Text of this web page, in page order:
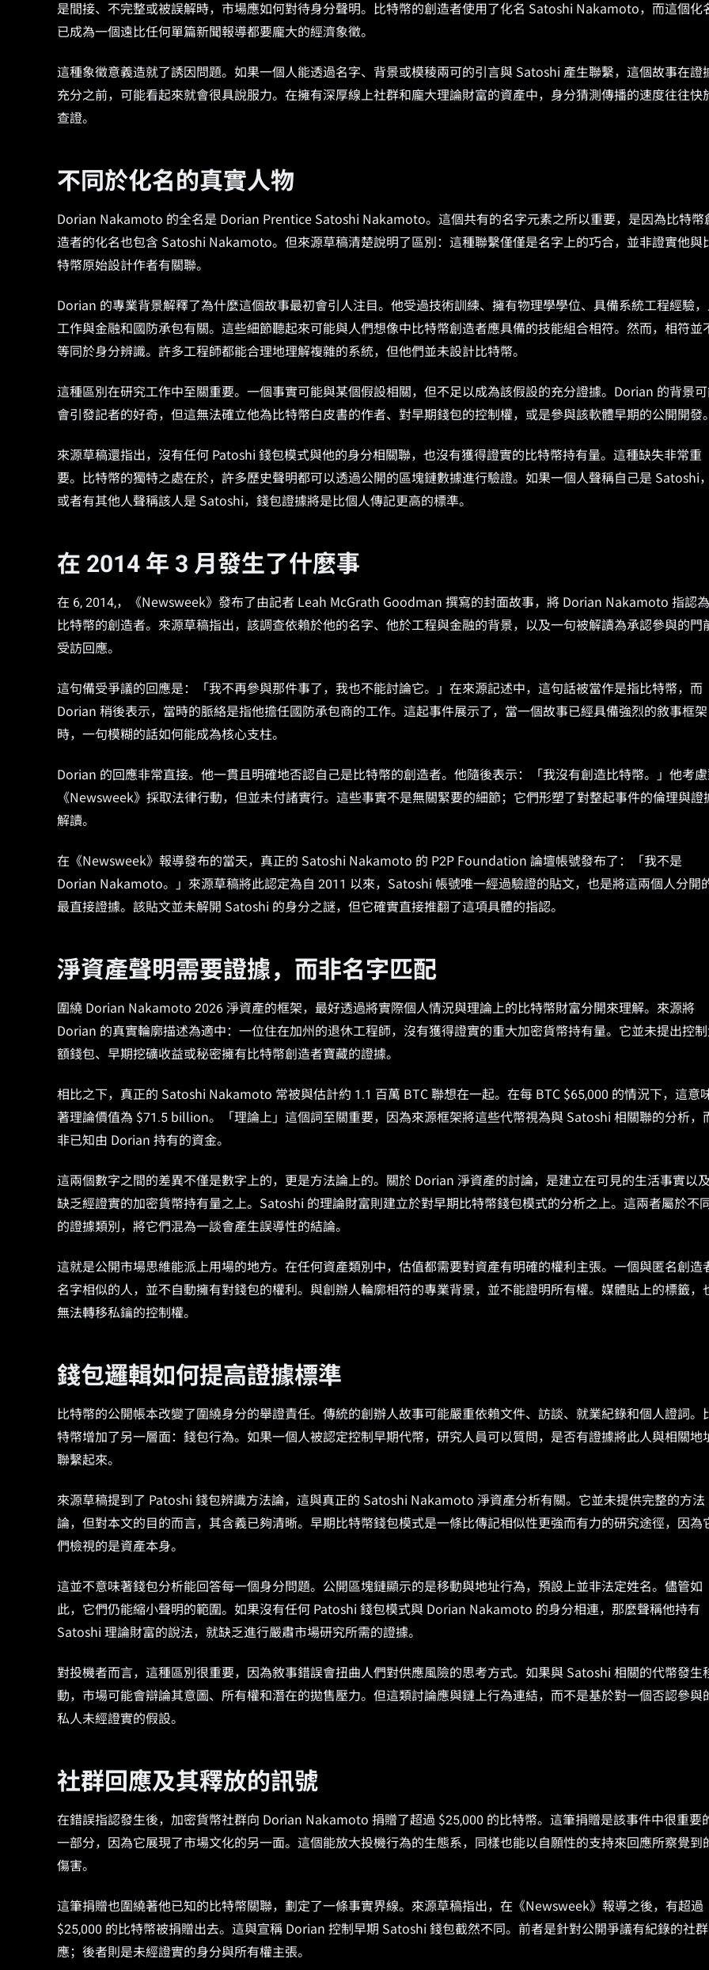
是間接、不完整或被誤解時，市場應如何對待身分聲明。比特幣的創造者使用了化名 Satoshi Nakamoto，而這個化
已成為一個遠比任何單篇新聞報導都要龐大的經濟象徵。
這種象徵意義造就了誘因問題。如果一個人能透過名字、背景或模稜兩可的引言與 Satoshi 產生聯繫，這個故事在證
充分之前，可能看起來就會很具說服力。在擁有深厚線上社群和龐大理論財富的資產中，身分猜測傳播的速度往往快
查證。
不同於化名的真實人物
Dorian Nakamoto 的全名是 Dorian Prentice Satoshi Nakamoto。這個共有的名字元素之所以重要，是因為比特幣
造者的化名也包含 Satoshi Nakamoto。但來源草稿清楚說明了區別：這種聯繫僅僅是名字上的巧合，並非證實他與
特幣原始設計作者有關聯。
Dorian 的專業背景解釋了為什麼這個故事最初會引人注目。他受過技術訓練、擁有物理學學位、具備系統工程經驗
工作與金融和國防承包有關。這些細節聽起來可能與人們想像中比特幣創造者應具備的技能組合相符。然而，相符並
等同於身分辨識。許多工程師都能合理地理解複雜的系統，但他們並未設計比特幣。
這種區別在研究工作中至關重要。一個事實可能與某個假設相關，但不足以成為該假設的充分證據。Dorian 的背景
會引發記者的好奇，但這無法確立他為比特幣白皮書的作者、對早期錢包的控制權，或是參與該軟體早期的公開開發。
來源草稿還指出，沒有任何 Patoshi 錢包模式與他的身分相關聯，也沒有獲得證實的比特幣持有量。這種缺失非常重
要。比特幣的獨特之處在於，許多歷史聲明都可以透過公開的區塊鏈數據進行驗證。如果一個人聲稱自己是 Satoshi，
或者有其他人聲稱該人是 Satoshi，錢包證據將是比個人傳記更高的標準。
在 2014 年 3 月發生了什麼事
在 6, 2014,，《Newsweek》發布了由記者 Leah McGrath Goodman 撰寫的封面故事，將 Dorian Nakamoto 指認為
比特幣的創造者。來源草稿指出，該調查依賴於他的名字、他於工程與金融的背景，以及一句被解讀為承認參與的門
受訪回應。
這句備受爭議的回應是：「我不再參與那件事了，我也不能討論它。」在來源記述中，這句話被當作是指比特幣，而
Dorian 稍後表示，當時的脈絡是指他擔任國防承包商的工作。這起事件展示了，當一個故事已經具備強烈的敘事框架
時，一句模糊的話如何能成為核心支柱。
Dorian 的回應非常直接。他一貫且明確地否認自己是比特幣的創造者。他隨後表示：「我沒有創造比特幣。」他考
《Newsweek》採取法律行動，但並未付諸實行。這些事實不是無關緊要的細節；它們形塑了對整起事件的倫理與證
解讀。
在《Newsweek》報導發布的當天，真正的 Satoshi Nakamoto 的 P2P Foundation 論壇帳號發布了：「我不是
Dorian Nakamoto。」來源草稿將此認定為自 2011 以來，Satoshi 帳號唯一經過驗證的貼文，也是將這兩個人分開
最直接證據。該貼文並未解開 Satoshi 的身分之謎，但它確實直接推翻了這項具體的指認。
淨資產聲明需要證據，而非名字匹配
圍繞 Dorian Nakamoto 2026 淨資產的框架，最好透過將實際個人情況與理論上的比特幣財富分開來理解。來源將
Dorian 的真實輪廓描述為適中：一位住在加州的退休工程師，沒有獲得證實的重大加密貨幣持有量。它並未提出控
額錢包、早期挖礦收益或秘密擁有比特幣創造者寶藏的證據。
相比之下，真正的 Satoshi Nakamoto 常被與估計約 1.1 百萬 BTC 聯想在一起。在每 BTC $65,000 的情況下，這意
著理論價值為 $71.5 billion。「理論上」這個詞至關重要，因為來源框架將這些代幣視為與 Satoshi 相關聯的分析，
非已知由 Dorian 持有的資金。
這兩個數字之間的差異不僅是數字上的，更是方法論上的。關於 Dorian 淨資產的討論，是建立在可見的生活事實以及
缺乏經證實的加密貨幣持有量之上。Satoshi 的理論財富則建立於對早期比特幣錢包模式的分析之上。這兩者屬於不
的證據類別，將它們混為一談會產生誤導性的結論。
這就是公開市場思維能派上用場的地方。在任何資產類別中，估值都需要對資產有明確的權利主張。一個與匿名創造
名字相似的人，並不自動擁有對錢包的權利。與創辦人輪廓相符的專業背景，並不能證明所有權。媒體貼上的標籤，
無法轉移私鑰的控制權。
錢包邏輯如何提高證據標準
比特幣的公開帳本改變了圍繞身分的舉證責任。傳統的創辦人故事可能嚴重依賴文件、訪談、就業紀錄和個人證詞。
特幣增加了另一層面：錢包行為。如果一個人被認定控制早期代幣，研究人員可以質問，是否有證據將此人與相關地
聯繫起來。
來源草稿提到了 Patoshi 錢包辨識方法論，這與真正的 Satoshi Nakamoto 淨資產分析有關。它並未提供完整的方法
論，但對本文的目的而言，其含義已夠清晰。早期比特幣錢包模式是一條比傳記相似性更強而有力的研究途徑，因為
們檢視的是資產本身。
這並不意味著錢包分析能回答每一個身分問題。公開區塊鏈顯示的是移動與地址行為，預設上並非法定姓名。儘管如
此，它們仍能縮小聲明的範圍。如果沒有任何 Patoshi 錢包模式與 Dorian Nakamoto 的身分相連，那麼聲稱他持有
Satoshi 理論財富的說法，就缺乏進行嚴肅市場研究所需的證據。
對投機者而言，這種區別很重要，因為敘事錯誤會扭曲人們對供應風險的思考方式。如果與 Satoshi 相關的代幣發生
動，市場可能會辯論其意圖、所有權和潛在的拋售壓力。但這類討論應與鏈上行為連結，而不是基於對一個否認參與
私人未經證實的假設。
社群回應及其釋放的訊號
在錯誤指認發生後，加密貨幣社群向 Dorian Nakamoto 捐贈了超過 $25,000 的比特幣。這筆捐贈是該事件中很重要
一部分，因為它展現了市場文化的另一面。這個能放大投機行為的生態系，同樣也能以自願性的支持來回應所察覺到
傷害。
這筆捐贈也圍繞著他已知的比特幣關聯，劃定了一條事實界線。來源草稿指出，在《Newsweek》報導之後，有超過
$25,000 的比特幣被捐贈出去。這與宣稱 Dorian 控制早期 Satoshi 錢包截然不同。前者是針對公開爭議有紀錄的社
應；後者則是未經證實的身分與所有權主張。